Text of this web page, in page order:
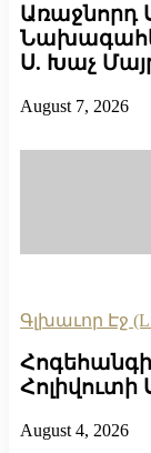
Առաջնորդ
Ս. Խաչ
August 7, 2026
Գլխաւոր Էջ
August 4, 2026